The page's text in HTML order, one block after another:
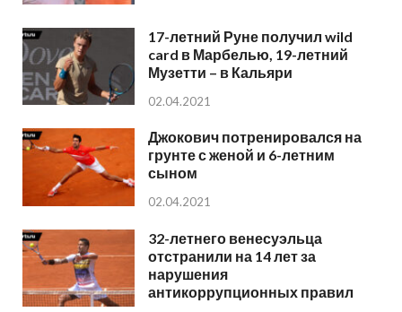
17-летний Руне получил wild
card в Марбелью, 19-летний
Музетти – в Кальяри
02.04.2021
Джокович потренировался на
грунте с женой и 6-летним
сыном
02.04.2021
32-летнего венесуэльца
отстранили на 14 лет за
нарушения
антикоррупционных правил